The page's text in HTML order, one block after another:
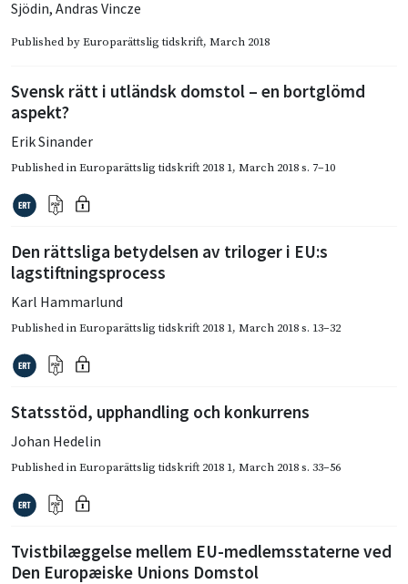
Sjödin, Andras Vincze
Published byEuroparättslig tidskrift, March 2018
Svensk rätt i utländsk domstol – en bortglömd
aspekt?
Erik Sinander
Published inEuroparättslig tidskrift 2018 1, March 2018s. 7–10
Den rättsliga betydelsen av triloger i EU:s
lagstiftningsprocess
Karl Hammarlund
Published inEuroparättslig tidskrift 2018 1, March 2018s. 13–32
Statsstöd, upphandling och konkurrens
Johan Hedelin
Published inEuroparättslig tidskrift 2018 1, March 2018s. 33–56
Tvistbilæggelse mellem EU-medlemsstaterne ved
Den Europæiske Unions Domstol